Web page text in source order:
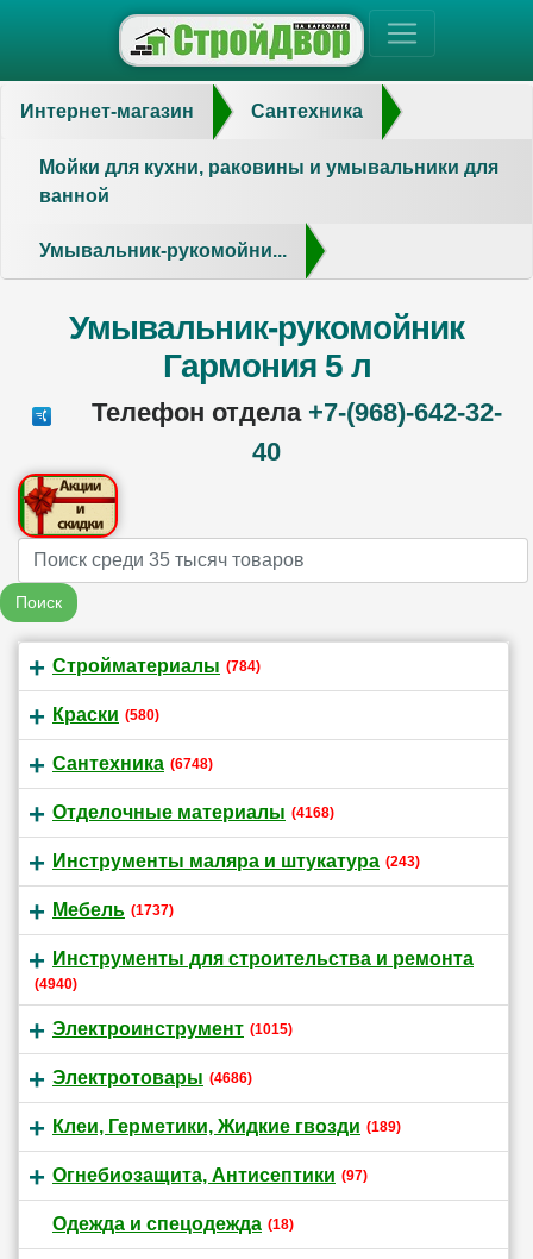
Интернет-магазин Сантехника
Мойки для кухни, раковины и умывальники для
ванной
Умывальник-рукомойни...
Умывальник-рукомойник
Гармония 5 л
Телефон отдела +7-(968)-642-32-
40
Name
Поиск
Стройматериалы (784)
Краски (580)
Сантехника (6748)
Отделочные материалы (4168)
Инструменты маляра и штукатура (243)
Мебель (1737)
Инструменты для строительства и ремонта
(4940)
Электроинструмент (1015)
Электротовары (4686)
Клеи, Герметики, Жидкие гвозди (189)
Огнебиозащита, Антисептики (97)
Одежда и спецодежда (18)